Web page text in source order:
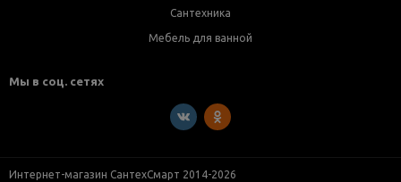
Сантехника
Мебель для ванной
Мы в соц. сетях
Интернет-магазин СантехСмарт 2014-2026